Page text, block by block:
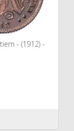
- (1912) -